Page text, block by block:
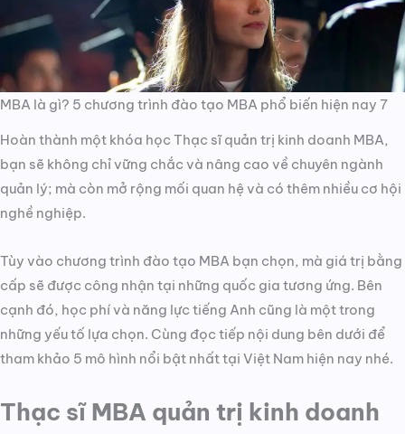
MBA là gì? 5 chương trình đào tạo MBA phổ biến hiện nay 7
Hoàn thành một khóa học Thạc sĩ quản trị kinh doanh MBA,
bạn sẽ không chỉ vững chắc và nâng cao về chuyên ngành
quản lý; mà còn mở rộng mối quan hệ và có thêm nhiều cơ hội
nghề nghiệp.
Tùy vào chương trình đào tạo MBA bạn chọn, mà giá trị bằng
cấp sẽ được công nhận tại những quốc gia tương ứng. Bên
cạnh đó, học phí và năng lực tiếng Anh cũng là một trong
những yếu tố lựa chọn. Cùng đọc tiếp nội dung bên dưới để
tham khảo 5 mô hình nổi bật nhất tại Việt Nam hiện nay nhé.
Thạc sĩ MBA quản trị kinh doanh